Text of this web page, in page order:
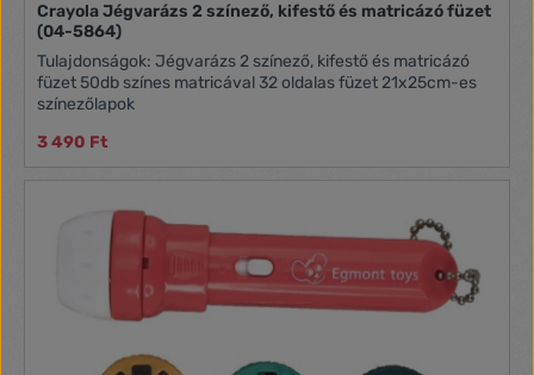
Crayola Jégvarázs 2 színező, kifestő és matricázó füzet
(04-5864)
Tulajdonságok: Jégvarázs 2 színező, kifestő és matricázó
füzet 50db színes matricával 32 oldalas füzet 21x25cm-es
színezőlapok
3 490 Ft